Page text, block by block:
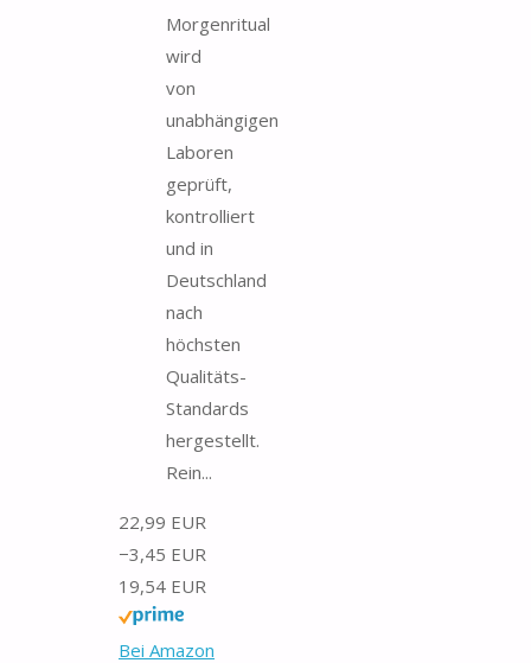
Morgenritual
wird
von
unabhängigen
Laboren
geprüft,
kontrolliert
und in
Deutschland
nach
höchsten
Qualitäts-
Standards
hergestellt.
Rein...
22,99 EUR
−3,45 EUR
19,54 EUR
Bei Amazon